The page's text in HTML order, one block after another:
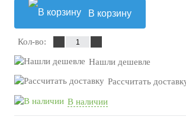
В корзину
Кол-во:
Нашли дешевле
Рассчитать
В наличии